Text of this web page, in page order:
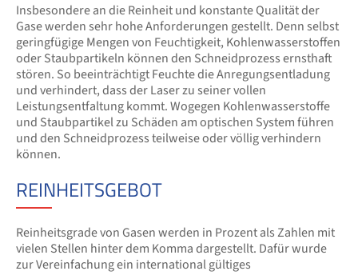
Insbesondere an die Reinheit und konstante Qualität der
Gase werden sehr hohe Anforderungen gestellt. Denn selbst
geringfügige Mengen von Feuchtigkeit, Kohlenwasserstoffen
oder Staubpartikeln können den Schneidprozess ernsthaft
stören. So beeinträchtigt Feuchte die Anregungsentladung
und verhindert, dass der Laser zu seiner vollen
Leistungsentfaltung kommt. Wogegen Kohlenwasserstoffe
und Staubpartikel zu Schäden am optischen System führen
und den Schneidprozess teilweise oder völlig verhindern
können.
REINHEITSGEBOT
Reinheitsgrade von Gasen werden in Prozent als Zahlen mit
vielen Stellen hinter dem Komma dargestellt. Dafür wurde
zur Vereinfachung ein international gültiges